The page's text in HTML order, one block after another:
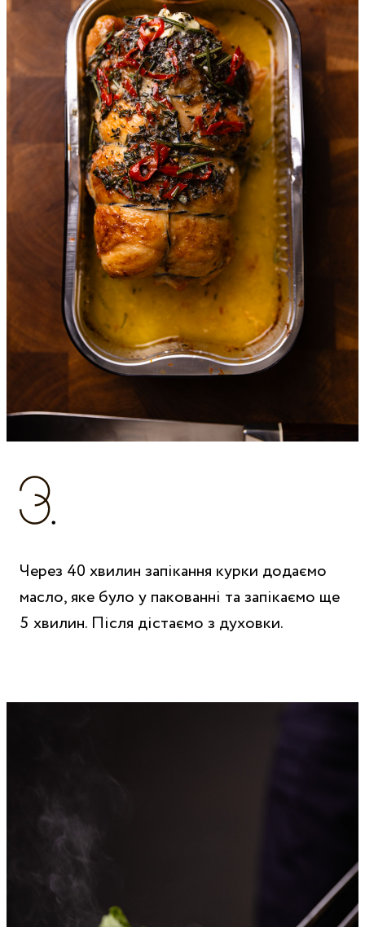
Через 40 хвилин запікання курки додаємо
масло, яке було у пакованні та запікаємо ще
5 хвилин. Після дістаємо з духовки.